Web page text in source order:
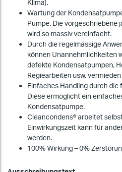
Klima).
Wartung der
Pumpe. Die vorgeschriebene
wird so massiv vereinfacht.
Durch die regelmässige
können Unannehmlichkeiten
defekte Kondensatpumpen,
Regiearbeiten usw.
Einfaches Handling durch die
Diese ermöglicht ein
Kondensatpumpe.
Cleancondens® arbeitet
Einwirkungszeit kann für
werden.
100% Wirkung – 0%